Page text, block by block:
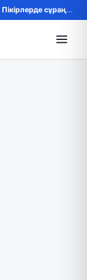
Пікірлерде сұраңыз — жауап береміз!